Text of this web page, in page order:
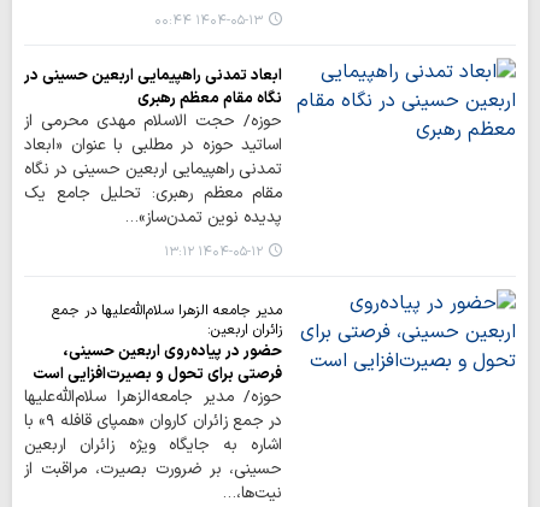
۱۴۰۴-۰۵-۱۳ ۰۰:۴۴
ابعاد تمدنی راهپیمایی اربعین حسینی در
نگاه مقام معظم رهبری
حوزه/ حجت الاسلام مهدی محرمی از
اساتید حوزه در مطلبی با عنوان «ابعاد
تمدنی راهپیمایی اربعین حسینی در نگاه
مقام معظم رهبری: تحلیل جامع یک
پدیده نوین تمدن‌ساز»…
۱۴۰۴-۰۵-۱۲ ۱۳:۱۲
مدیر جامعه الزهرا سلام‌الله‌علیها در جمع
زائران اربعین:
حضور در پیاده‌روی اربعین حسینی،
فرصتی برای تحول و بصیرت‌افزایی است
حوزه/ مدیر جامعه‌الزهرا سلام‌الله‌علیها
در جمع زائران کاروان «همپای قافله ۹» با
اشاره به جایگاه ویژه زائران اربعین
حسینی، بر ضرورت بصیرت، مراقبت از
نیت‌ها،…